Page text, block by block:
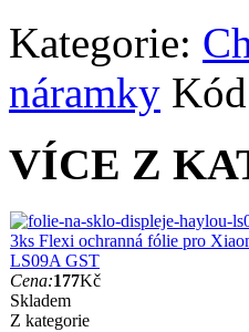
Kategorie:
náramky
VÍCE Z
3ks Flexi ochranná fólie pro
LS09A GST
Cena:177Kč
Skladem
Z kategorie